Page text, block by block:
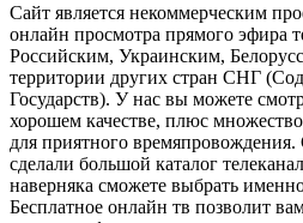
Сайт является некоммерческим
онлайн просмотра прямого эфира
Российским, Украинским,
территории других стран СНГ
Государств). У нас вы можете
хорошем качестве, плюс
для приятного
сделали большой каталог
наверняка сможете выбрать
Бесплатное онлайн тв позволит